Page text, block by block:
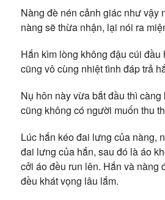
Nàng đè nén cảnh giác như vậy
nàng sẽ thừa nhận, lại nói ra
Hắn kìm lòng không đậu cúi đầu
cũng vô cùng nhiệt tình đáp trả
Nụ hôn này vừa bắt đầu thì
cũng không có người muốn thu
Lúc hắn kéo đai lưng của nàng,
đai lưng của hắn, sau đó là áo
cởi áo đều run lên. Hắn và nàng
đều khát vọng lâu lắm.